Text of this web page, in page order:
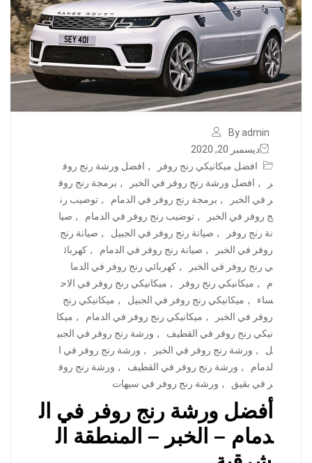
By admin
ديسمبر 20, 2020
افضل ميكانيكي رنج روفر
, افضل ورشة رنج روف
ر
, افضل ورشة رنج روفر في الخبر , برمجة رنج روف
ر في الخبر
, برمجة رنج روفر في الدمام , توضيب رن
ج روفر في الخبر
, توضيب رنج روفر في الدمام , صيا
نة رنج روفر
, صيانة رنج روفر في الجبيل , صيانة رنج
روفر في الخبر
, صيانة رنج روفر في الدمام , كهربائ
ي رنج روفر في الخبر
, كهربائي رنج روفر في الدما
م
, ميكانيكي رنج روفر , ميكانيكي رنج روفر في الاح
ساء
, ميكانيكي رنج روفر في الجبيل , ميكانيكي رنج
روفر في الخبر
, ميكانيكي رنج روفر في الدمام , ميكا
نيكي رنج روفر في القطيف
, ورشة رنج روفر في الجبي
ل
, ورشة رنج روفر في الخبر , ورشة رنج روفر في ا
لدمام
, ورشة رنج روفر في القطيف , ورشة رنج روف
ر في بقيق
, ورشة رنج روفر في سيهات
أفضل ورشة رنج روفر في ال
دمام – الخبر – المنطقة ال